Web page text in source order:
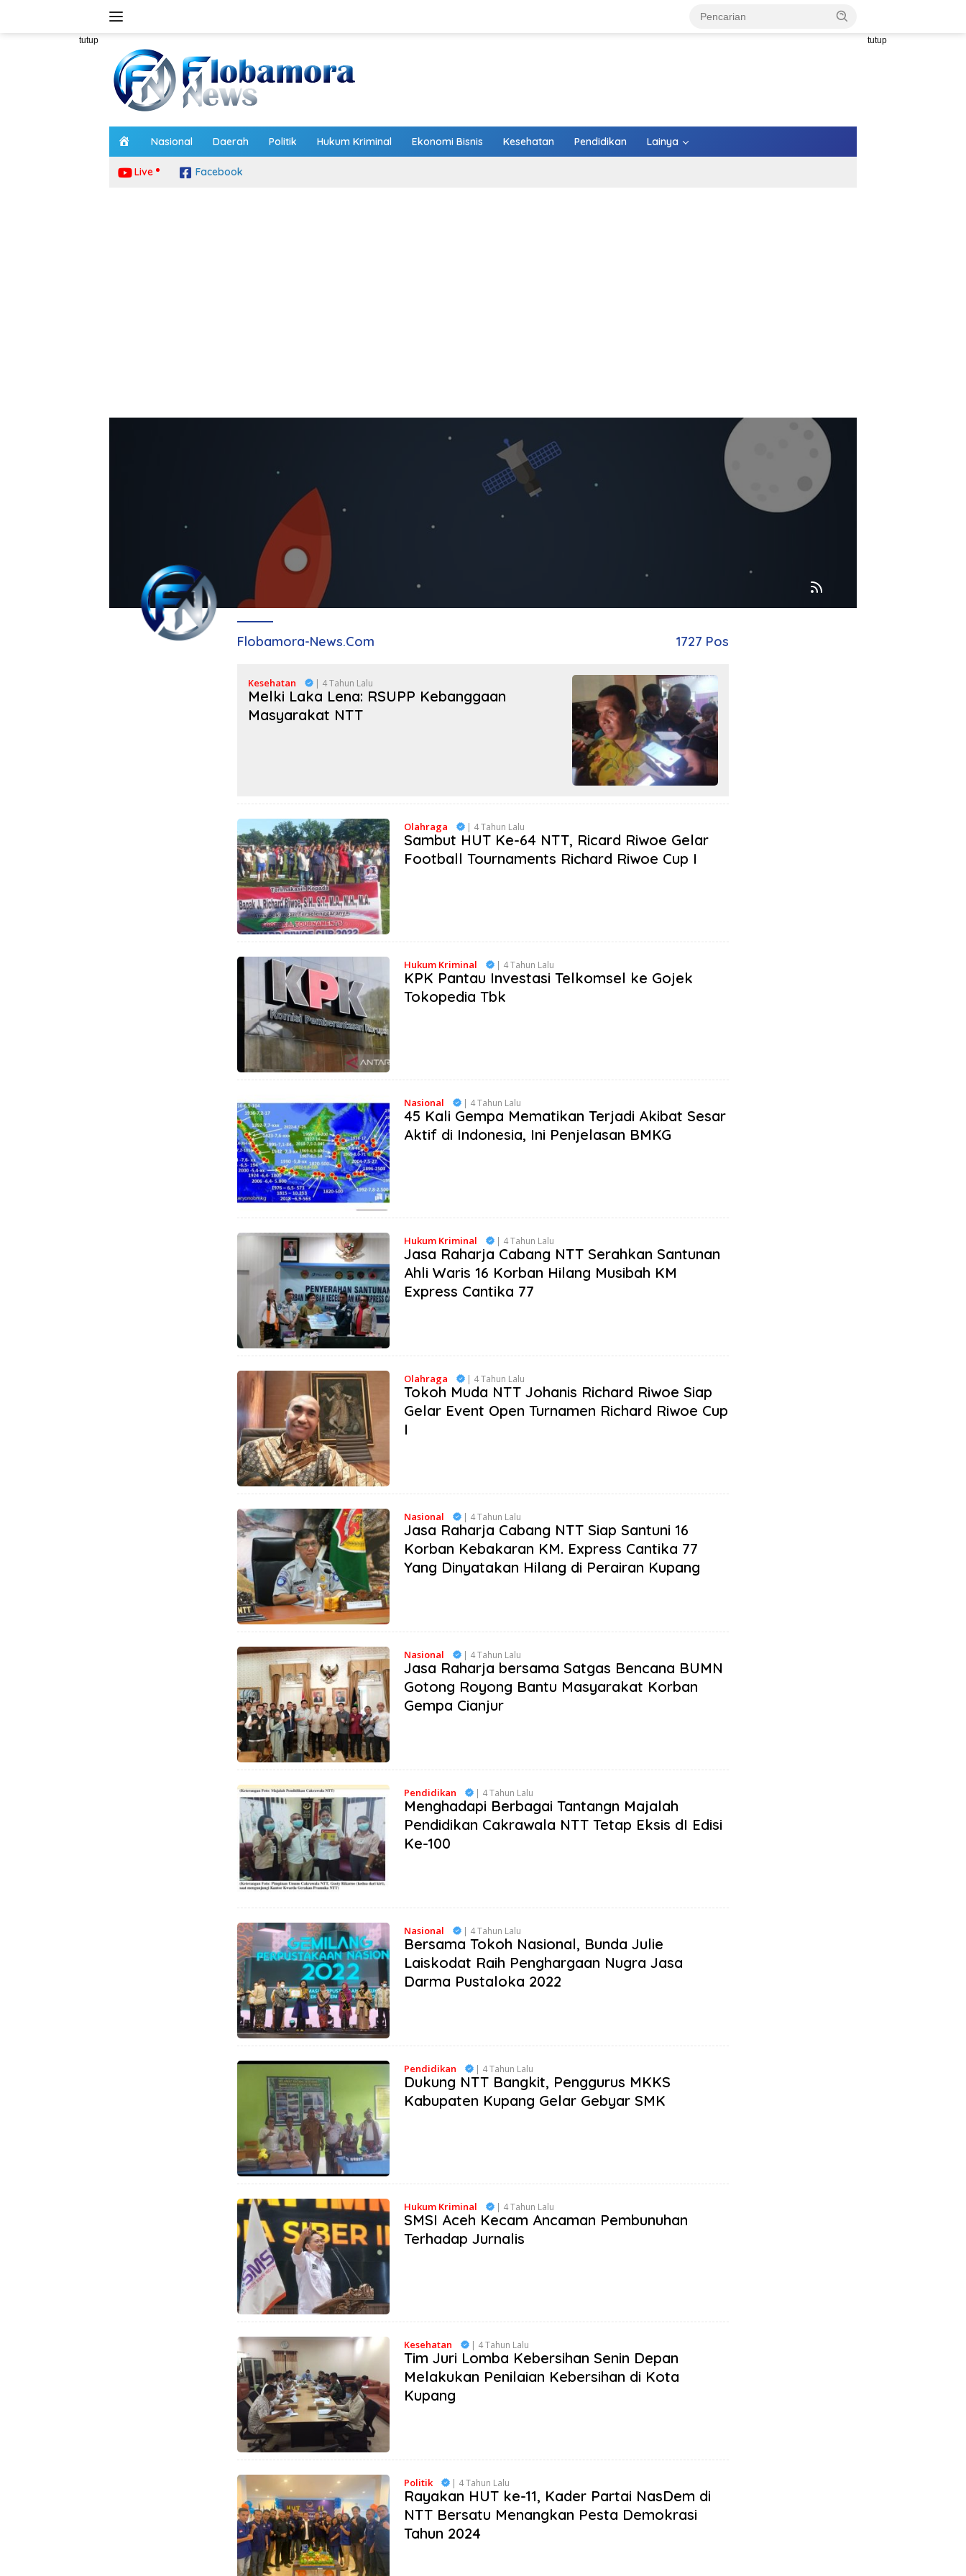
tutup tutup
o
m
e
Nasional Daerah Politik Hukum Kriminal Ekonomi Bisnis Kesehatan Pendidikan Lainya
Live Facebook
Flobamora-News.Com 1727 Pos
Kesehatan | 4 Tahun Lalu
Melki Laka Lena: RSUPP Kebanggaan
Masyarakat NTT
Olahraga | 4 Tahun Lalu
Sambut HUT Ke-64 NTT, Ricard Riwoe Gelar
Football Tournaments Richard Riwoe Cup I
Hukum Kriminal | 4 Tahun Lalu
KPK Pantau Investasi Telkomsel ke Gojek
Tokopedia Tbk
Nasional | 4 Tahun Lalu
45 Kali Gempa Mematikan Terjadi Akibat Sesar
Aktif di Indonesia, Ini Penjelasan BMKG
Hukum Kriminal | 4 Tahun Lalu
Jasa Raharja Cabang NTT Serahkan Santunan
Ahli Waris 16 Korban Hilang Musibah KM
Express Cantika 77
Olahraga | 4 Tahun Lalu
Tokoh Muda NTT Johanis Richard Riwoe Siap
Gelar Event Open Turnamen Richard Riwoe Cup
I
Nasional | 4 Tahun Lalu
Jasa Raharja Cabang NTT Siap Santuni 16
Korban Kebakaran KM. Express Cantika 77
Yang Dinyatakan Hilang di Perairan Kupang
Nasional | 4 Tahun Lalu
Jasa Raharja bersama Satgas Bencana BUMN
Gotong Royong Bantu Masyarakat Korban
Gempa Cianjur
Pendidikan | 4 Tahun Lalu
Menghadapi Berbagai Tantangn Majalah
Pendidikan Cakrawala NTT Tetap Eksis dI Edisi
Ke-100
Nasional | 4 Tahun Lalu
Bersama Tokoh Nasional, Bunda Julie
Laiskodat Raih Penghargaan Nugra Jasa
Darma Pustaloka 2022
Pendidikan | 4 Tahun Lalu
Dukung NTT Bangkit, Penggurus MKKS
Kabupaten Kupang Gelar Gebyar SMK
Hukum Kriminal | 4 Tahun Lalu
SMSI Aceh Kecam Ancaman Pembunuhan
Terhadap Jurnalis
Kesehatan | 4 Tahun Lalu
Tim Juri Lomba Kebersihan Senin Depan
Melakukan Penilaian Kebersihan di Kota
Kupang
Politik | 4 Tahun Lalu
Rayakan HUT ke-11, Kader Partai NasDem di
NTT Bersatu Menangkan Pesta Demokrasi
Tahun 2024